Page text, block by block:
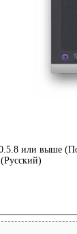
или выше